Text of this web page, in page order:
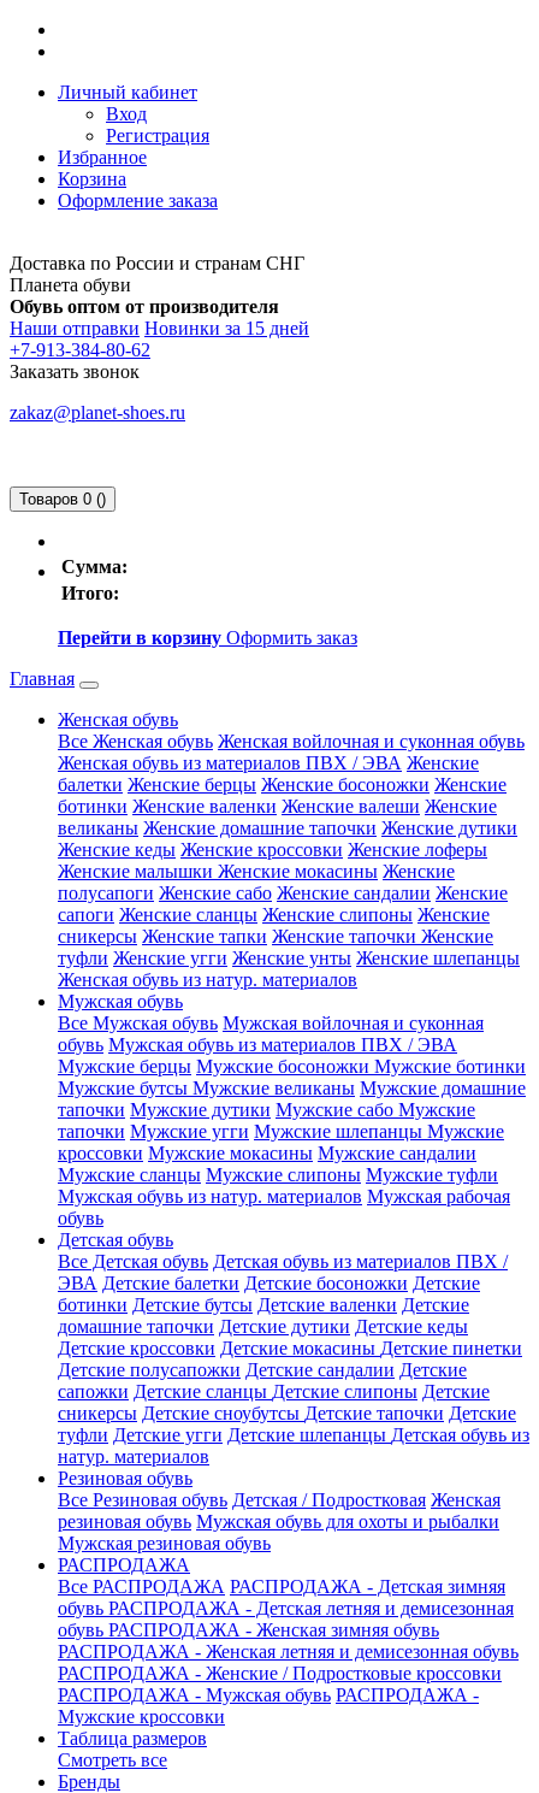
Личный кабинет
Вход
Регистрация
Избранное
Корзина
Оформление заказа
Доставка по России и странам СНГ
Планета обуви
Обувь оптом от производителя
Наши отправки Новинки за 15 дней
+7-913-384-80-62
Заказать звонок
zakaz@planet-shoes.ru
Товаров 0 ()
Сумма:
Итого:
Перейти в корзину Оформить заказ
Главная
Женская обувь
Все Женская обувь Женская войлочная и суконная обувь
Женская обувь из материалов ПВХ / ЭВА Женские
балетки Женские берцы Женские босоножки Женские
ботинки Женские валенки Женские валеши Женские
великаны Женские домашние тапочки Женские дутики
Женские кеды Женские кроссовки Женские лоферы
Женские малышки Женские мокасины Женские
полусапоги Женские сабо Женские сандалии Женские
сапоги Женские сланцы Женские слипоны Женские
сникерсы Женские тапки Женские тапочки Женские
туфли Женские угги Женские унты Женские шлепанцы
Женская обувь из натур. материалов
Мужская обувь
Все Мужская обувь Мужская войлочная и суконная
обувь Мужская обувь из материалов ПВХ / ЭВА
Мужские берцы Мужские босоножки Мужские ботинки
Мужские бутсы Мужские великаны Мужские домашние
тапочки Мужские дутики Мужские сабо Мужские
тапочки Мужские угги Мужские шлепанцы Мужские
кроссовки Мужские мокасины Мужские сандалии
Мужские сланцы Мужские слипоны Мужские туфли
Мужская обувь из натур. материалов Мужская рабочая
обувь
Детская обувь
Все Детская обувь Детская обувь из материалов ПВХ /
ЭВА Детские балетки Детские босоножки Детские
ботинки Детские бутсы Детские валенки Детские
домашние тапочки Детские дутики Детские кеды
Детские кроссовки Детские мокасины Детские пинетки
Детские полусапожки Детские сандалии Детские
сапожки Детские сланцы Детские слипоны Детские
сникерсы Детские сноубутсы Детские тапочки Детские
туфли Детские угги Детские шлепанцы Детская обувь из
натур. материалов
Резиновая обувь
Все Резиновая обувь Детская / Подростковая Женская
резиновая обувь Мужская обувь для охоты и рыбалки
Мужская резиновая обувь
РАСПРОДАЖА
Все РАСПРОДАЖА РАСПРОДАЖА - Детская зимняя
обувь РАСПРОДАЖА - Детская летняя и демисезонная
обувь РАСПРОДАЖА - Женская зимняя обувь
РАСПРОДАЖА - Женская летняя и демисезонная обувь
РАСПРОДАЖА - Женские / Подростковые кроссовки
РАСПРОДАЖА - Мужская обувь РАСПРОДАЖА -
Мужские кроссовки
Таблица размеров
Смотреть все
Бренды